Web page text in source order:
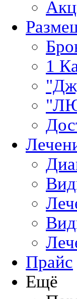
1
Прайс
Ещё